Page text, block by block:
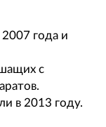
года и
с
в 2013 году.